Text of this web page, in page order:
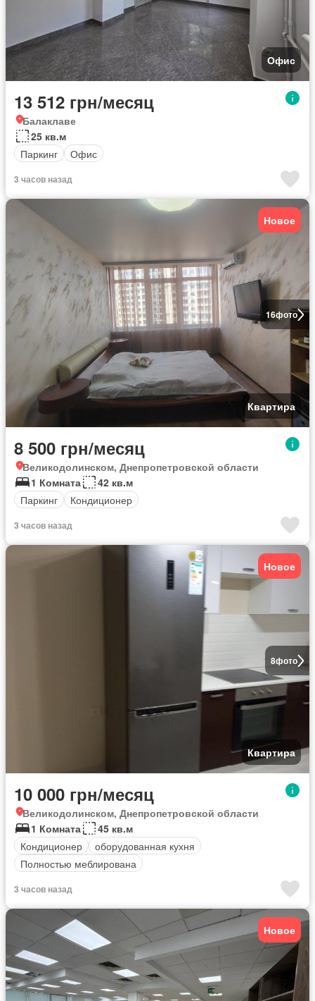
Офис
13 512 грн/месяц
Балаклаве
25 кв.м
Паркинг
Офис
3 часов назад
16фото
Новое
Квартира
8 500 грн/месяц
Великодолинском, Днепропетровской области
1 Комната
42 кв.м
Паркинг
Кондиционер
3 часов назад
8фото
Новое
Квартира
10 000 грн/месяц
Великодолинском, Днепропетровской области
1 Комната
45 кв.м
Кондиционер
оборудованная кухня
Полностью меблирована
3 часов назад
Новое